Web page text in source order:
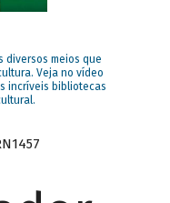
diversos meios que
Veja no vídeo
incríveis bibliotecas